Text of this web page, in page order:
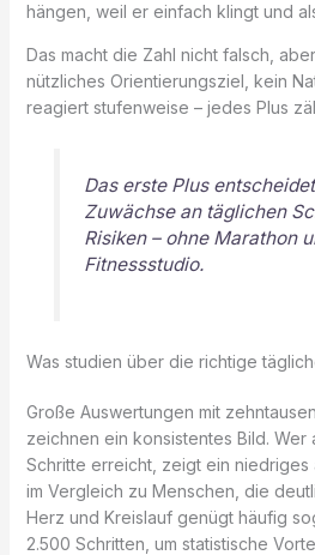
hängen, weil er einfach klingt und
Das macht die Zahl nicht falsch,
nützliches Orientierungsziel, kein
reagiert stufenweise – jedes Plus
Das erste Plus
Zuwächse an täglichen
Risiken – ohne Marathon
Fitnessstudio.
Was studien über die richtige
Große Auswertungen mit
zeichnen ein konsistentes Bild. Wer
Schritte erreicht, zeigt ein niedriges
im Vergleich zu Menschen, die
Herz und Kreislauf genügt häufig
2.500 Schritten, um statistische